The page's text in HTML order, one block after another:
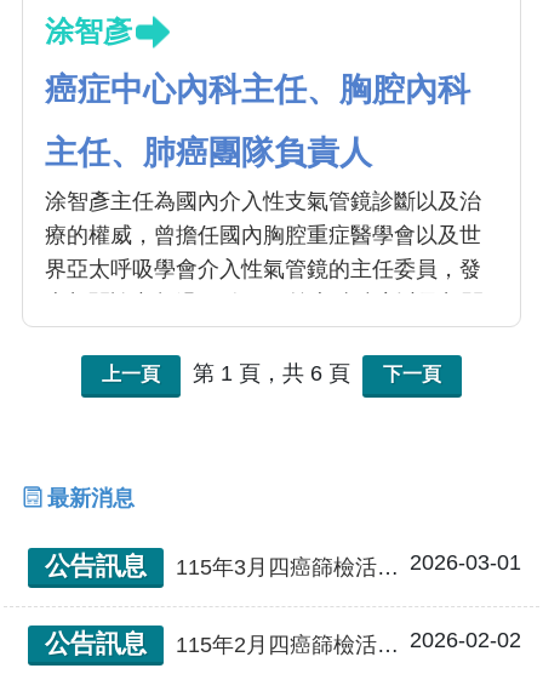
涂智彥
癌症中心內科主任、胸腔內科
主任、肺癌團隊負責人
涂智彥主任為國內介入性支氣管鏡診斷以及治
療的權威，曾擔任國內胸腔重症醫學會以及世
界亞太呼吸學會介入性氣管鏡的主任委員，發
上一頁 第 1 頁，共 6 頁 下一頁
最新消息
公告訊息 115年3月四癌篩檢活動場次公告 2026-03-01
公告訊息 115年2月四癌篩檢活動場次公告 2026-02-02